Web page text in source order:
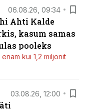
06.08.26, 09:34
Ahti Kalde
kasum samas
pooleks
kui 1,2 miljonit
03.08.26, 12:00